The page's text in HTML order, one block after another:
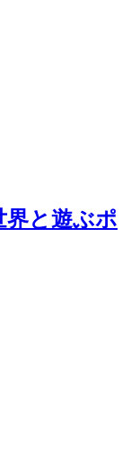
と遊ぶポ